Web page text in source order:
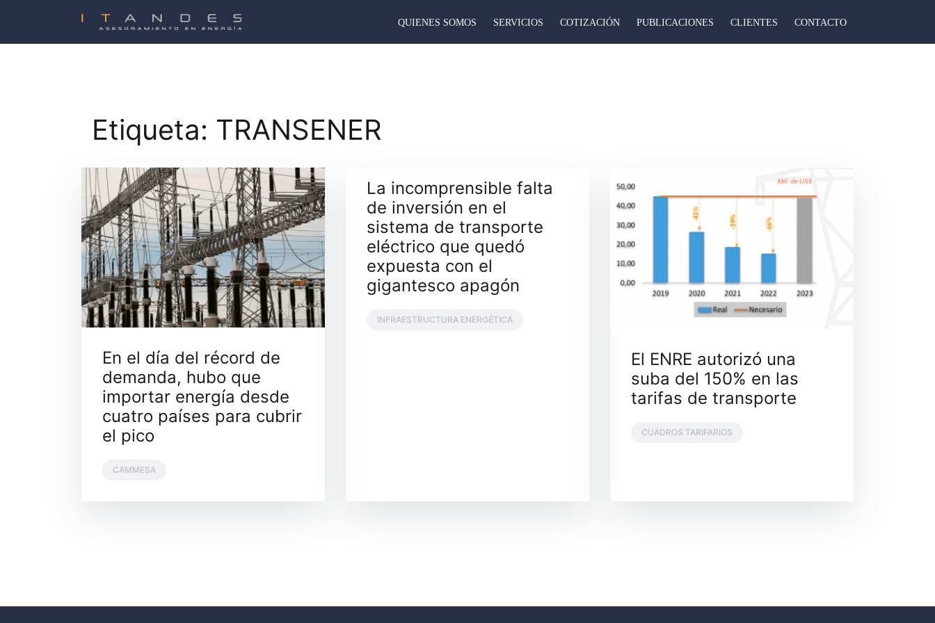
QUIENES SOMOS SERVICIOS COTIZACIÓN PUBLICACIONES CLIENTES CONTACTO
Etiqueta: TRANSENER
En el día del récord de
demanda, hubo que
importar energía desde
cuatro países para cubrir
el pico
CAMMESA
La incomprensible falta
de inversión en el
sistema de transporte
eléctrico que quedó
expuesta con el
gigantesco apagón
INFRAESTRUCTURA ENERGÉTICA
El ENRE autorizó una
suba del 150% en las
tarifas de transporte
CUADROS TARIFARIOS